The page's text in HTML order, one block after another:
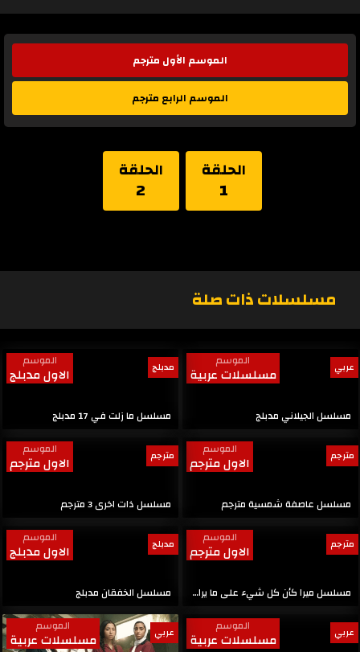
الموسم الأول مترجم
الموسم الرابع مترجم
الحلقة
1
الحلقة
2
مسلسلات ذات صلة
عربي الموسم
مسلسلات عربية
مسلسل الجيلاني مدبلج
مدبلج الموسم
الاول مدبلج
مسلسل ما زلت في 17 مدبلج
مترجم الموسم
الاول مترجم
مسلسل عاصفة شمسية مترجم
مترجم الموسم
الاول مترجم
مسلسل ذات اخرى 3 مترجم
مترجم الموسم
الاول مترجم
مسلسل ميرا كأن كل شيء على ما يرام مترجم
مدبلج الموسم
الاول مدبلج
مسلسل الخفقان مدبلج
عربي الموسم
مسلسلات عربية عربي الموسم
مسلسلات عربية